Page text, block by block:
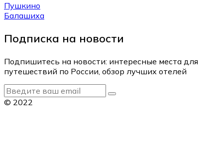
Пушкино
Балашиха
Подписка на новости
Подпишитесь на новости: интересные места для
путешествий по России, обзор лучших отелей
© 2022